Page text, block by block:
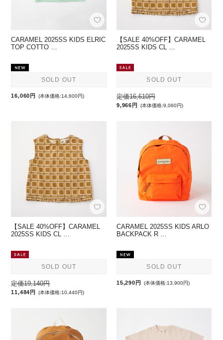
CARAMEL 2025SS KIDS ELRIC
TOP COTTO …
SOLD OUT
16,060円 (本体価格:14,600円)
【SALE 40%OFF】CARAMEL
2025SS KIDS CL …
SOLD OUT
定価16,610円
9,966円 (本体価格:9,060円)
【SALE 40%OFF】CARAMEL
2025SS KIDS CL …
SOLD OUT
定価19,140円
11,484円 (本体価格:10,440円)
CARAMEL 2025SS KIDS ARLO
BACKPACK R …
SOLD OUT
15,290円 (本体価格:13,900円)